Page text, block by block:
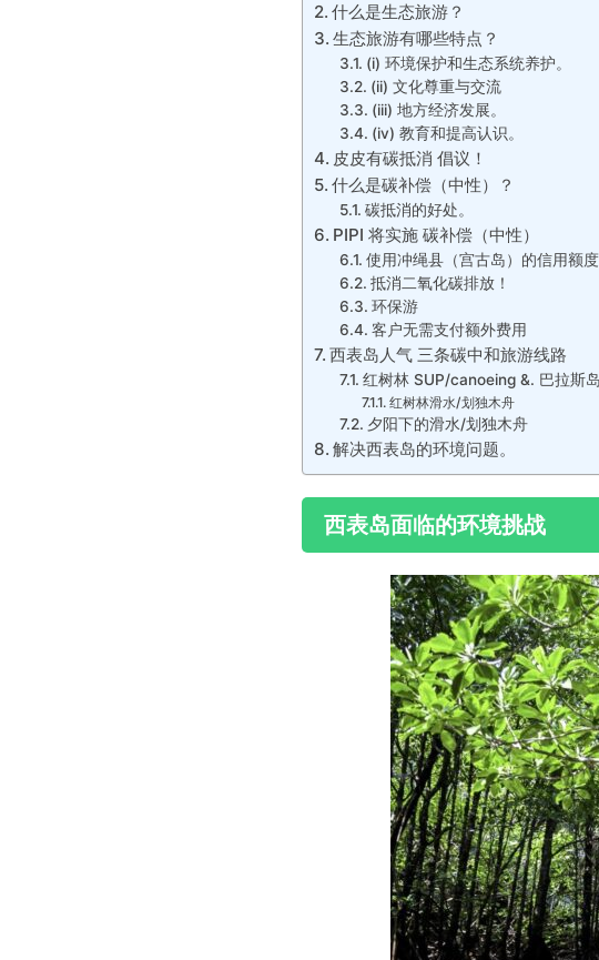
什么是生态旅游？
生态旅游有哪些特点？
(i) 环境保护和生态系统养护。
(ii) 文化尊重与交流
(iii) 地方经济发展。
(iv) 教育和提高认识。
皮皮有碳抵消 倡议！
什么是碳补偿（中性）？
碳抵消的好处。
PIPI 将实施 碳补偿（中性）
使用冲绳县（宫古岛）的信用额
抵消二氧化碳排放！
环保游
客户无需支付额外费用
西表岛人气 三条碳中和旅游线路
红树林 SUP/canoeing &. 巴拉斯
红树林滑水/划独木舟
夕阳下的滑水/划独木舟
解决西表岛的环境问题。
西表岛面临的环境挑战